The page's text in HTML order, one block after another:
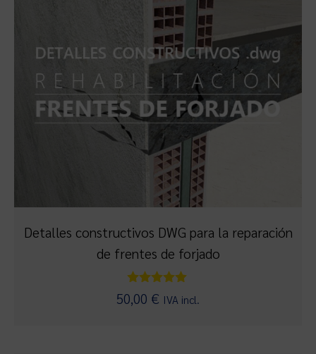
Detalles constructivos DWG para la reparación
de frentes de forjado
Valorado
con
50,00 € IVA incl.